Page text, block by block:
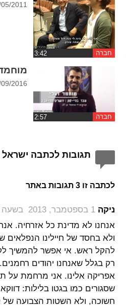
חברה
2011 | 10:30
חברה
2016 | 12:46
תגובות לכתבה ישראל מרעיבה
לכתבה זו 3 תגובות באתר
ניקה 1 בספטמבר, 2013 בשעה 8:34
אנחנו לא מדינת כל אזרחיה.
ולא בחסד של חיילינו הנפלאים
להקל ראש. אי אפשר להמשיך
רק בגלל שאנחנו יהודים
אפריקה אלינו. אני מרחמת על
שסגורים כמו בגטו בלילות:
חשוכה, ולא השטות הצבועה של